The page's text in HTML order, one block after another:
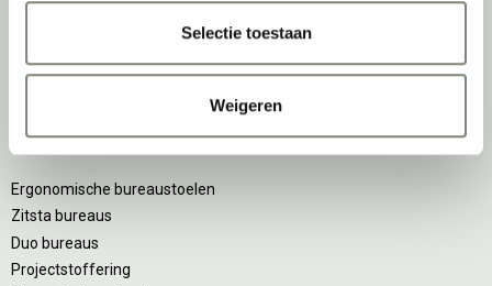
Selectie toestaan
Weigeren
kijken we ook naar de toekomst. Naar hoe we werkomgevingen een
tweede leven kunnen geven, bijvoorbeeld. Maar ook door keer op
Belangrijke categorieën
Ergonomische bureaustoelen
Zitsta bureaus
Duo bureaus
Projectstoffering